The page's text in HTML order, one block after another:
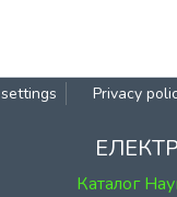
Privacy
Каталог